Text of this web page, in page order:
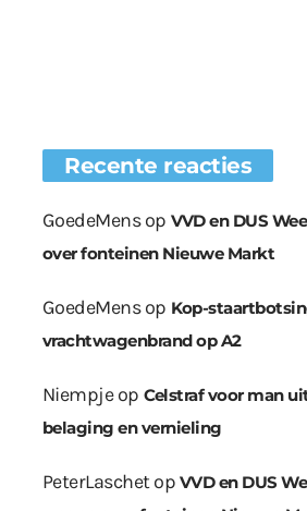
Recente reacties
GoedeMensop VVD en DUS
over fonteinen Nieuwe Markt
GoedeMensop Kop-
vrachtwagenbrand op A2
Niempjeop Celstraf voor man
belaging en vernieling
PeterLaschetop VVD en DUS